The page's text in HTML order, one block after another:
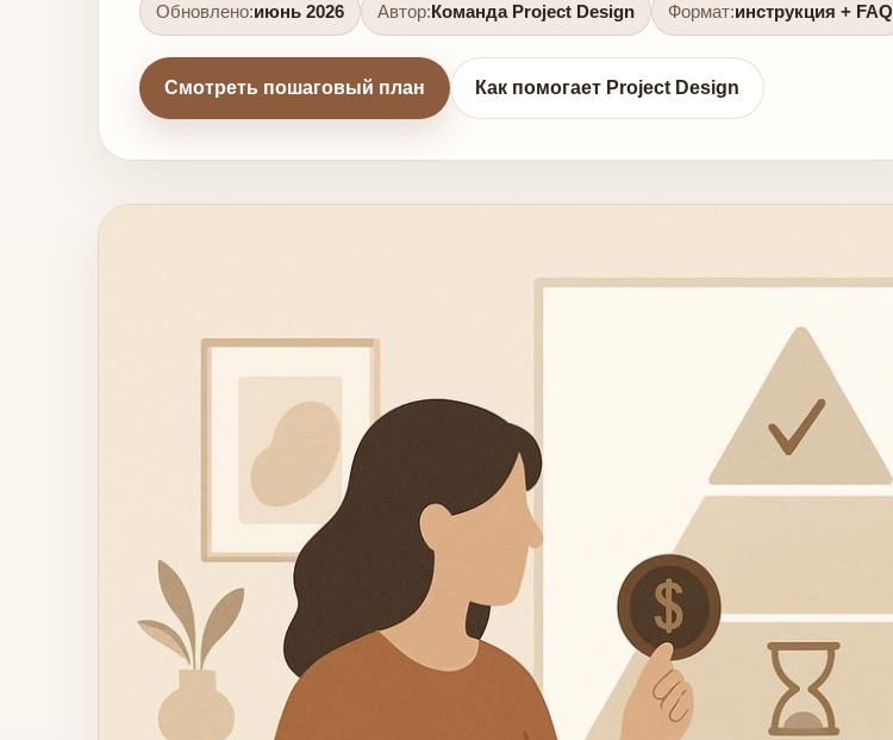
Обновлено:июнь 2026 Автор:Команда Project Design Формат:инструкция + FAQ
Смотреть пошаговый план Как помогает Project Design